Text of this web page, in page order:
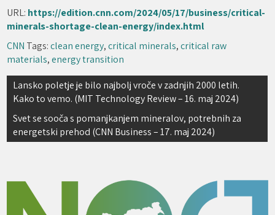
URL: https://edition.cnn.com/2024/05/17/business/critical-
minerals-shortage-clean-energy/index.html
CNN Tags:clean energy,critical minerals,critical raw
materials,energy transition
Navigacija
prispevka
Lansko poletje je bilo najbolj vroče v zadnjih 2000 letih.
Kako to vemo. (MIT Technology Review – 16. maj 2024)
Svet se sooča s pomanjkanjem mineralov, potrebnih za
energetski prehod (CNN Business – 17. maj 2024)